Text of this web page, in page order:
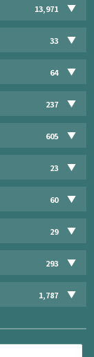
13,971
33
64
237
605
23
60
29
293
1,787